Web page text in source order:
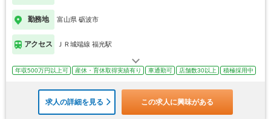
勤務地 富山県 砺波市
アクセス ＪＲ城端線 福光駅
年収500万円以上可 産休・育休取得実績有り 車通勤可 店舗数30以上 積極採用中
求人の詳細を見る この求人に興味がある